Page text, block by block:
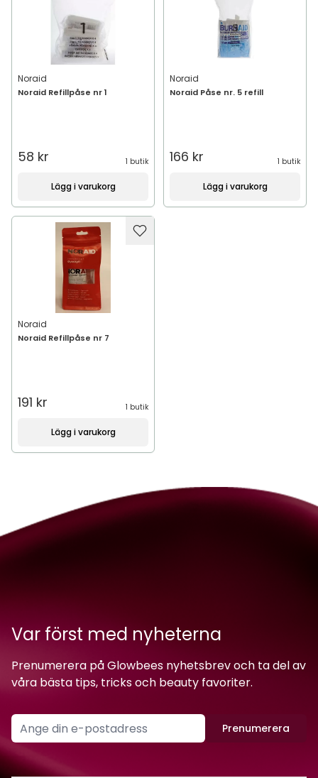
Noraid
Noraid Refillpåse nr 1
58 kr 1 butik
Lägg i varukorg
Noraid
Noraid Påse nr. 5 refill
166 kr 1 butik
Lägg i varukorg
Noraid
Noraid Refillpåse nr 7
191 kr 1 butik
Lägg i varukorg
Var först med nyheterna
Prenumerera på Glowbees nyhetsbrev och ta del av
våra bästa tips, tricks och beauty favoriter.
Prenumerera